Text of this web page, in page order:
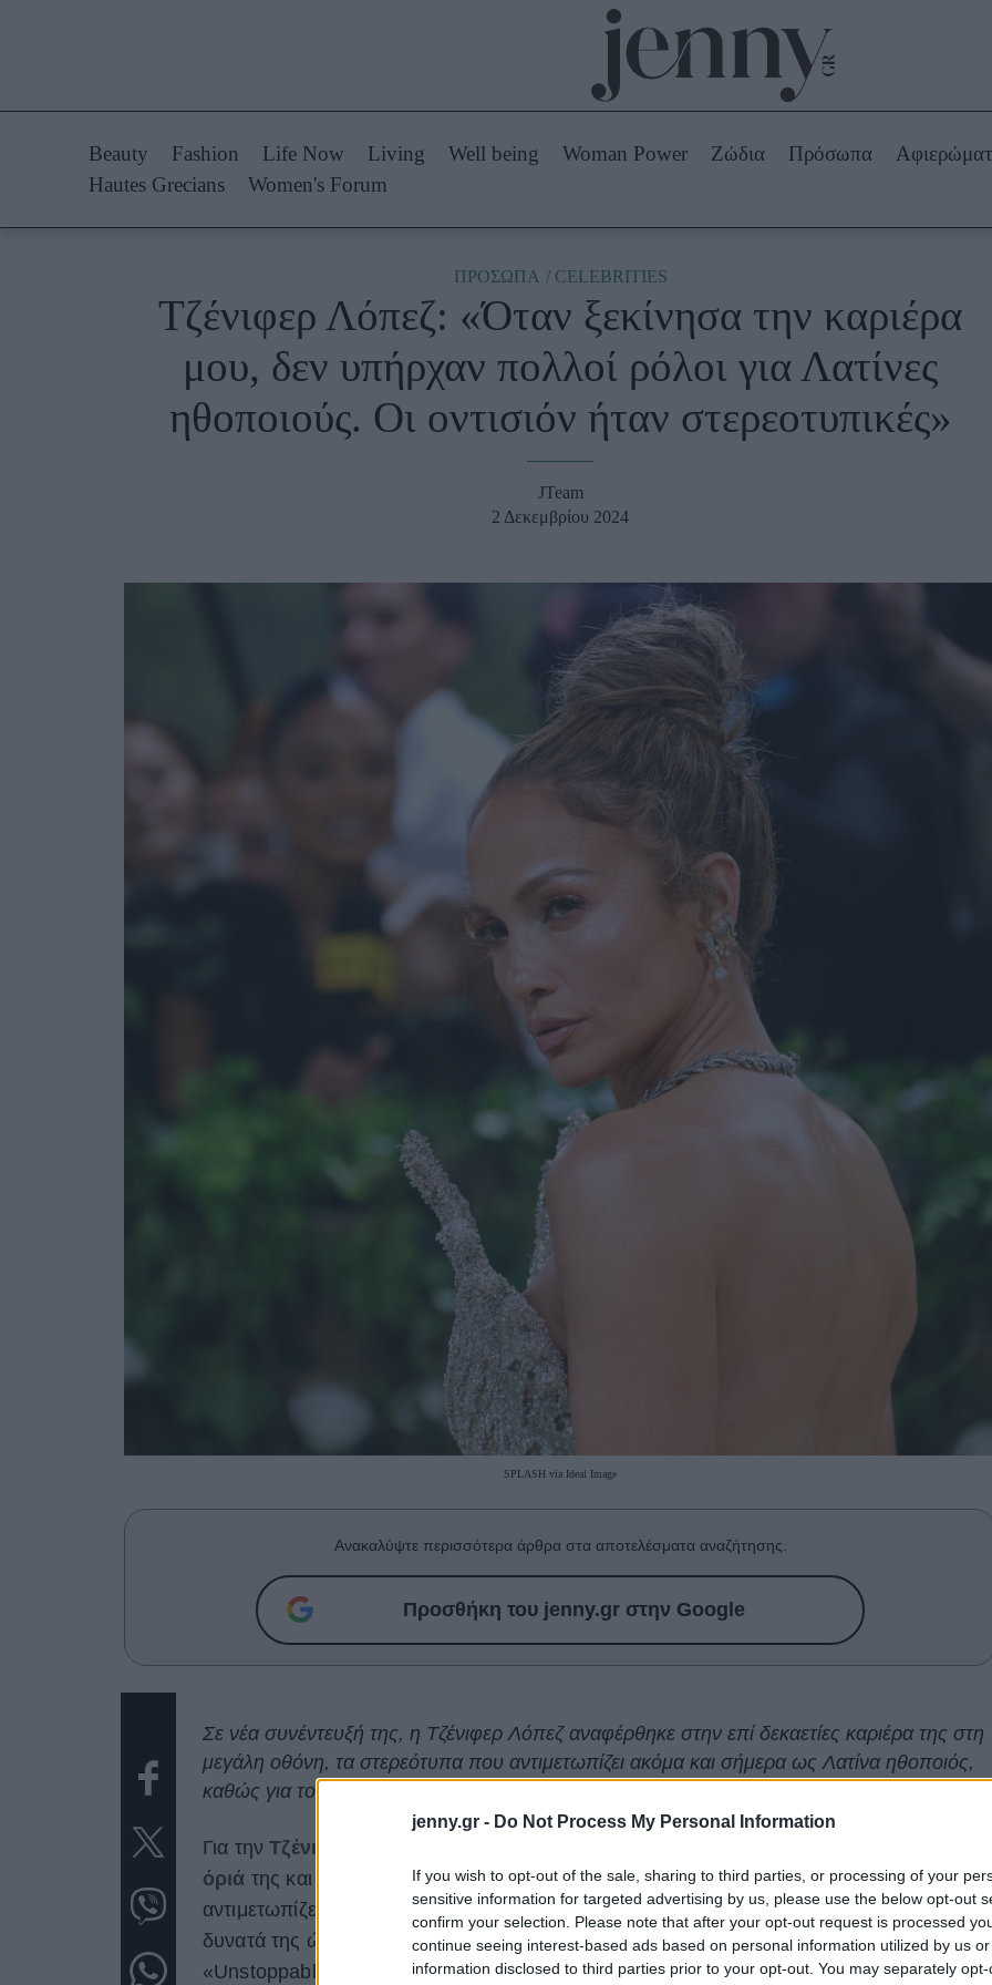
jenny.gr - Do Not Process My Personal Information
If you wish to opt-out of the sale, sharing to third parties, or processing of your
sensitive information for targeted advertising by us, please use the below opt-out
confirm your selection. Please note that after your opt-out request is processed
continue seeing interest-based ads based on personal information utilized by us
information disclosed to third parties prior to your opt-out. You may separately
Styling Tips
Fashion News
Beauty -
Ομορφιά
Skincare
Μακιγιάζ
Woman Power Πρόσωπα
Celebrities
Συνεντεύξεις
Ask the Guru
Ζώδια
ΒΟΞ
Hautes Grecians Γάμος Market News
Beauty Fashion Life Now Living Well being Woman Power Ζώδια Πρόσωπα
Hautes Grecians
Women's Forum
ΠΡΟΣΩΠΑ CELEBRITIES
Τζένιφερ Λόπεζ: «Όταν ξεκίνησα την καριέρα
μου, δεν υπήρχαν πολλοί ρόλοι για Λατίνες
ηθοποιούς. Oι οντισιόν ήταν στερεοτυπικές»
JTeam
2 Δεκεμβρίου 2024
SPLASH via Ideal Image
Ανακαλύψτε περισσότερα άρθρα στα αποτελέσματα αναζήτησης.
Προσθήκη του jenny.gr στην Google
Σε νέα συνέντευξή της, η Τζένιφερ Λόπεζ αναφέρθηκε στην επί δεκαετίες καριέρα της στη
μεγάλη οθόνη, τα στερεότυπα που αντιμετωπίζει ακόμα και σήμερα ως Λατίνα ηθοποιός,
καθώς για το ότι η τέχνη πρέπει μόνο να ενώνει
Για την Τζένιφερ Λόπεζ
όριά της και τον εαυτό της. Και σε μια κινηματογραφικήβιομηχανίαπου εξακολουθεί να
αντιμετωπίζει προβλήματα σε ό,τι αφορά στηνεκπροσώπηση, συνεχίζει να βάζει τα
δυνατά της ώστε να αντιμετωπίζει κάθε πρόκληση ούσα Λατίνα ηθοποιός. Στην ταινία
«Unstoppable» και στο επερχόμενο μιούζικαλ «Kiss of the Spider Woman», η καριέρα